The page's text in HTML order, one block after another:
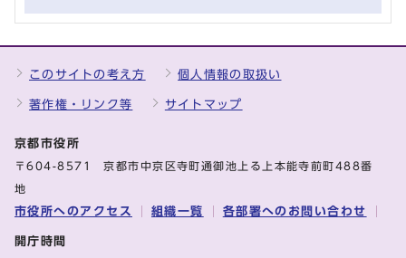
このサイトの考え方 個人情報の取扱い
著作権・リンク等 サイトマップ
京都市役所
〒604-8571 京都市中京区寺町通御池上る上本能寺前町488番
地
市役所へのアクセス 組織一覧 各部署へのお問い合わせ
開庁時間